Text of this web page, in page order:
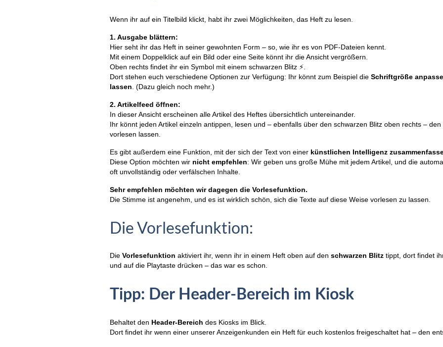
Wenn ihr auf ein Titelbild klickt, habt ihr zwei Möglichkeiten, das Heft zu lesen.
1. Ausgabe blättern:
Hier seht ihr das Heft in seiner gewohnten Form – so, wie ihr es von PDF-Dateien kennt.
Mit einem Doppelklick auf ein Bild oder eine Seite könnt ihr die Ansicht vergrößern.
Oben rechts findet ihr ein Symbol mit einem schwarzen Blitz ⚡.
Dort stehen euch verschiedene Optionen zur Verfügung: Ihr könnt zum Beispiel die Schriftgröße
lassen. (Dazu gleich noch mehr.)
2. Artikelfeed öffnen:
In dieser Ansicht erscheinen alle Artikel des Heftes übersichtlich untereinander.
Ihr könnt jeden Artikel einzeln antippen, lesen und – ebenfalls über den schwarzen Blitz oben rechts –
vorlesen lassen.
Es gibt außerdem eine Funktion, mit der sich der Text von einer künstlichen Intelligenz
Diese Option möchten wir nicht empfehlen: Wir geben uns große Mühe mit jedem Artikel, und die
oft unvollständig oder verfälschen Inhalte.
Sehr empfehlen möchten wir dagegen die Vorlesefunktion.
Die Stimme ist angenehm, und es ist wirklich schön, sich die Texte auf diese Weise vorlesen zu lassen.
Die Vorlesefunktion:
Die Vorlesefunktion aktiviert ihr, wenn ihr in einem Heft oben auf den schwarzen Blitz tippt, dort findet
und auf die Playtaste drücken – das war es schon.
Tipp: Der Header-Bereich im Kiosk
Behaltet den Header-Bereich des Kiosks im Blick.
Dort findet ihr wenn einer unserer Anzeigenkunden ein Heft für euch kostenlos freigeschaltet hat – den